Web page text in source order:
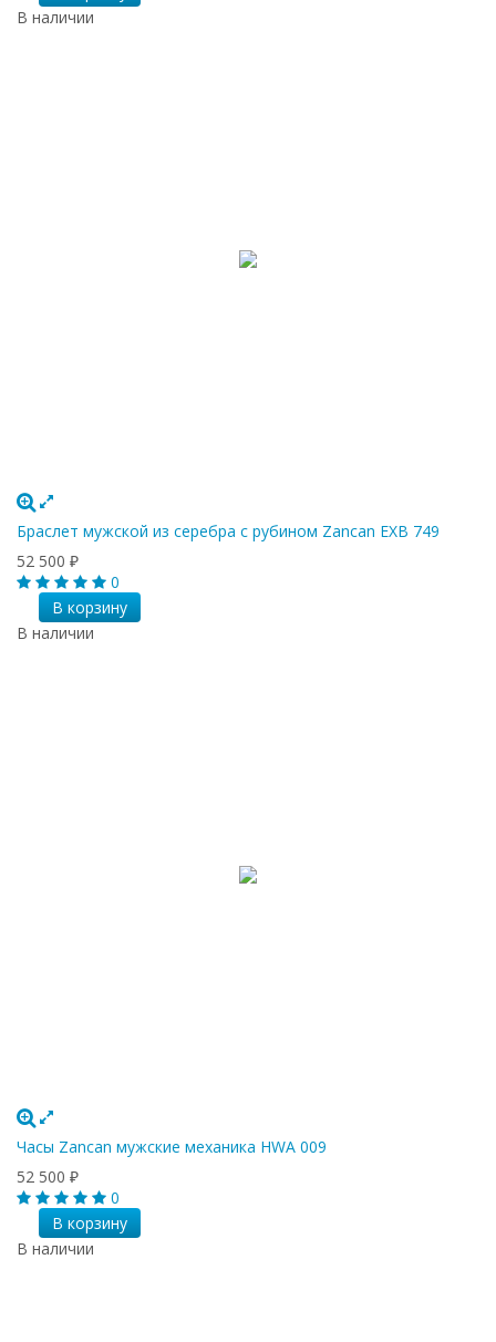
В наличии
Браслет мужской из серебра с рубином Zancan EXB 749
52 500 ₽
0
В корзину
В наличии
Часы Zancan мужские механика HWA 009
52 500 ₽
0
В корзину
В наличии